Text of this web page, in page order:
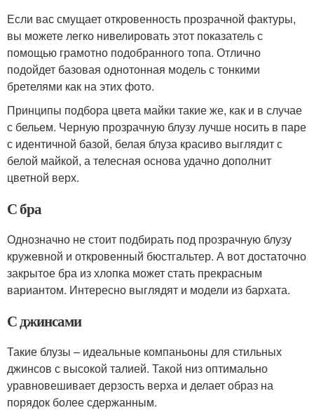
Если вас смущает откровенность прозрачной фактуры,
вы можете легко нивелировать этот показатель с
помощью грамотно подобранного топа. Отлично
подойдет базовая однотонная модель с тонкими
бретелями как на этих фото.
Принципы подбора цвета майки такие же, как и в случае
с бельем. Черную прозрачную блузу лучше носить в паре
с идентичной базой, белая блуза красиво выглядит с
белой майкой, а телесная основа удачно дополнит
цветной верх.
С бра
Однозначно не стоит подбирать под прозрачную блузу
кружевной и откровенный бюстгальтер. А вот достаточно
закрытое бра из хлопка может стать прекрасным
вариантом. Интересно выглядят и модели из бархата.
С джинсами
Такие блузы – идеальные компаньоны для стильных
джинсов с высокой талией. Такой низ оптимально
уравновешивает дерзость верха и делает образ на
порядок более сдержанным.